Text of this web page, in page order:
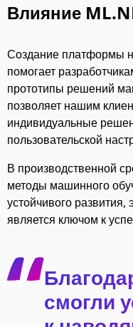
Влияние
Создание платформы
помогает
прототипы решений
позволяет нашим
индивидуальные
пользовательской
В производственной
методы машинного
устойчивого
является ключом к
смогли